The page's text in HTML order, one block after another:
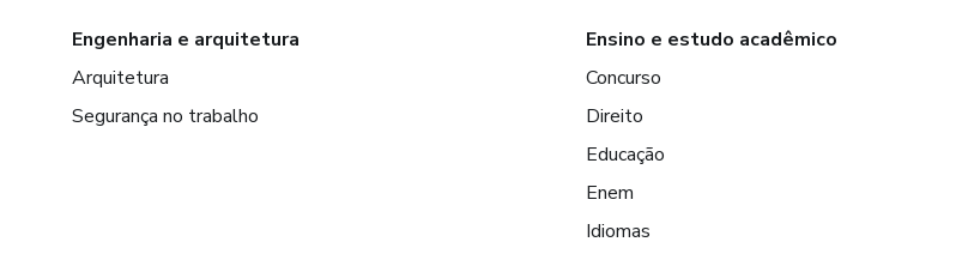
Engenharia e arquitetura
Arquitetura
Segurança no trabalho
Ensino e estudo acadêmico
Concurso
Direito
Educação
Enem
Idiomas